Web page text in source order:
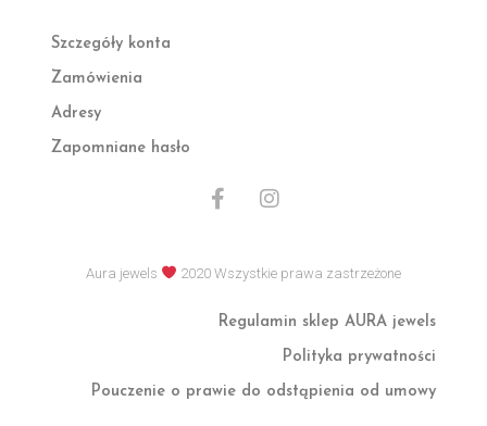
Szczegóły konta
Zamówienia
Adresy
Zapomniane hasło
F
e
b
o
f
I
t
a
r
Aura jewels 2020 Wszystkie prawa zastrzeżone
Regulamin sklep AURA jewels
Polityka prywatności
Pouczenie o prawie do odstąpienia od umowy